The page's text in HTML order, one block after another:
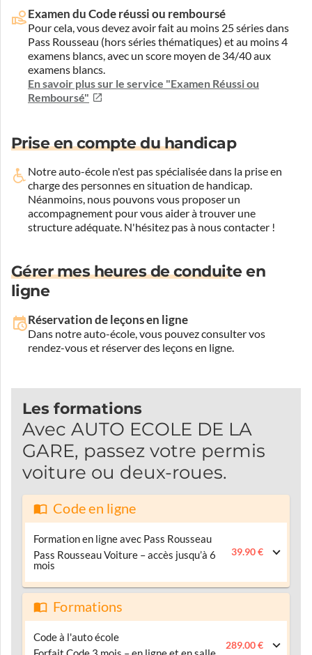
Examen du Code réussi ou remboursé
Pour cela, vous devez avoir fait au moins 25 séries dans
Pass Rousseau (hors séries thématiques) et au moins 4
examens blancs, avec un score moyen de 34/40 aux
examens blancs.
En savoir plus sur le service "Examen Réussi ou
Remboursé"
Prise en compte du handicap
Notre auto-école n'est pas spécialisée dans la prise en
charge des personnes en situation de handicap.
Néanmoins, nous pouvons vous proposer un
accompagnement pour vous aider à trouver une
structure adéquate. N'hésitez pas à nous contacter !
Gérer mes heures de conduite en
ligne
Réservation de leçons en ligne
Dans notre auto-école, vous pouvez consulter vos
rendez-vous et réserver des leçons en ligne.
Les formations
Avec AUTO ECOLE DE LA
GARE, passez votre permis
voiture ou deux-roues.
Code en ligne
Formation en ligne avec Pass Rousseau
Pass Rousseau Voiture – accès jusqu’à 6
mois
39.90 €
Formations
Code à l'auto école
289.00 €